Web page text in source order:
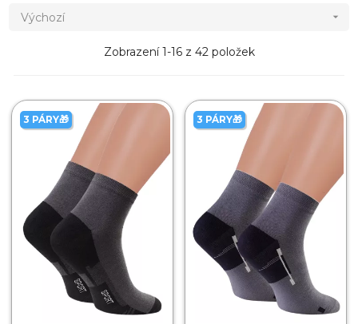
Výchozí 
Zobrazení 1-16 z 42 položek
3 PÁRY🎁 3 PÁRY🎁